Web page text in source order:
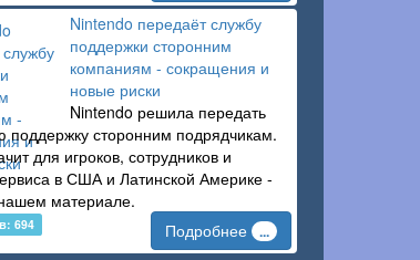
Nintendo передаёт службу
поддержки сторонним
компаниям - сокращения и
новые риски
Nintendo решила передать
поддержку сторонним подрядчикам.
для игроков, сотрудников и
в США и Латинской Америке -
материале.
694 Подробнее ...